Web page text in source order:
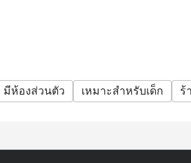
มีห้องส่วนตัว เหมาะสำหรับเด็ก ร้